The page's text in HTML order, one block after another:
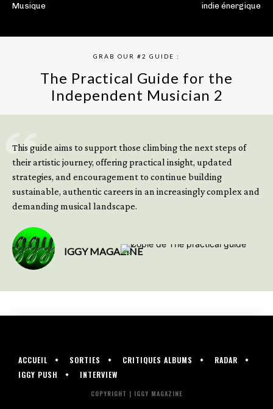
Musique
indie énergique
GRAB OUR #2 GUIDE :
The Practical Guide for the
Independent Musician 2
This guide aims to support those climbing the next steps of
their artistic journey, offering practical insight, updated
strategies, and encouragement to continue building
sustainable, authentic careers in an increasingly complex and
demanding musical landscape.
IGGY MAGAZINE
ACCUEIL SORTIES CRITIQUES ALBUMS
RADAR
IGGY PUSH
INTERVIEW
COPYRIGHT | IGGY MAGAZINE